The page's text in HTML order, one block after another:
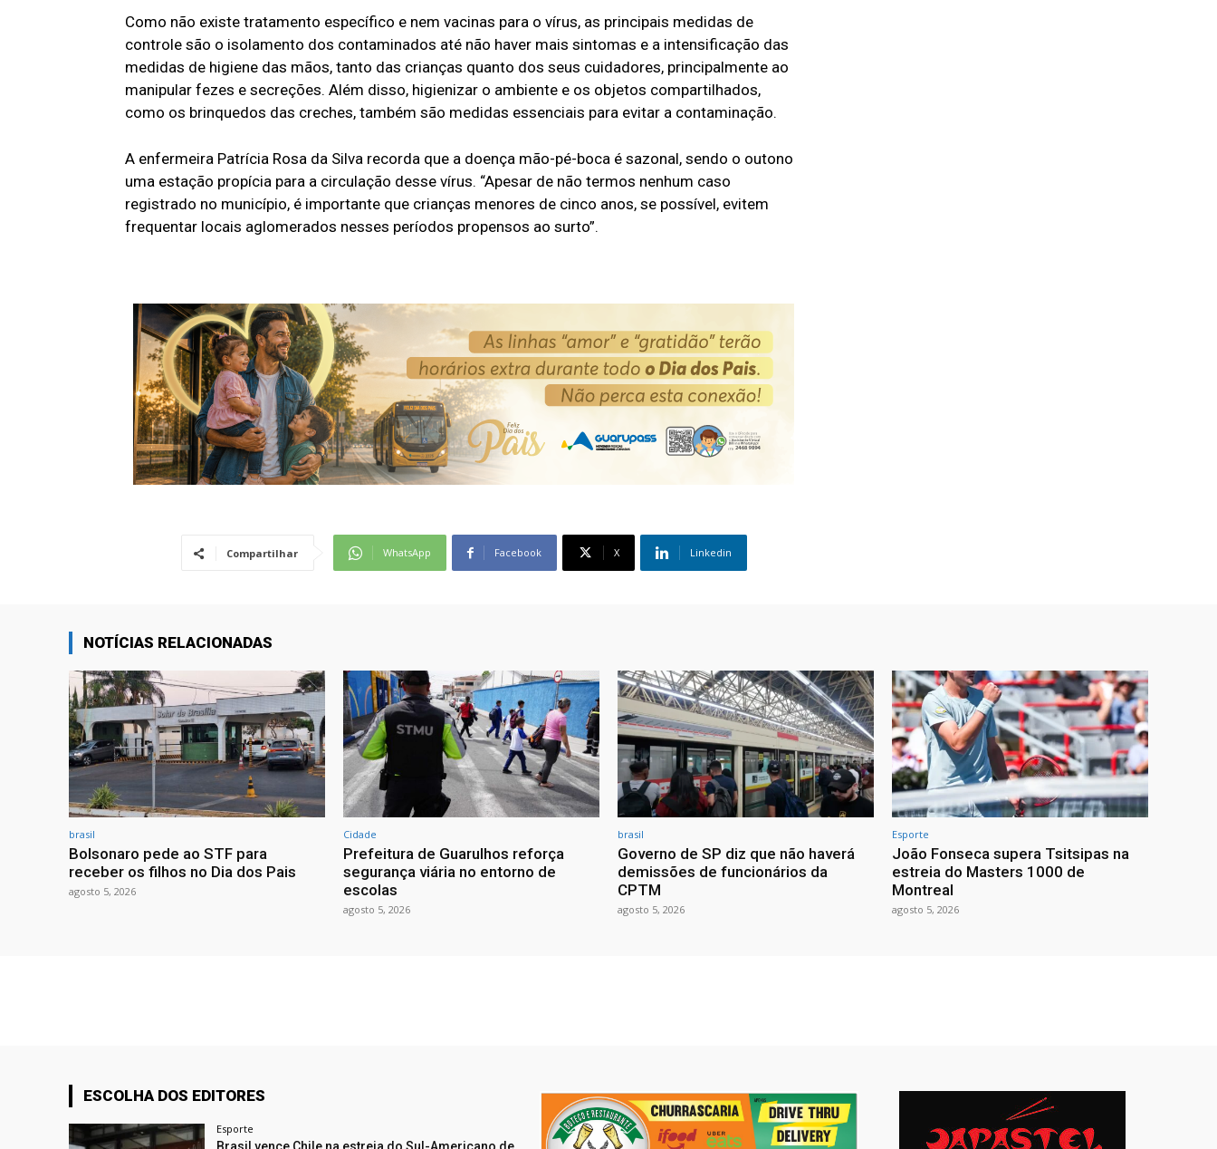
Como não existe tratamento específico e nem vacinas para o vírus, as principais medidas de
controle são o isolamento dos contaminados até não haver mais sintomas e a intensificação das
medidas de higiene das mãos, tanto das crianças quanto dos seus cuidadores, principalmente ao
manipular fezes e secreções. Além disso, higienizar o ambiente e os objetos compartilhados,
como os brinquedos das creches, também são medidas essenciais para evitar a contaminação.
A enfermeira Patrícia Rosa da Silva recorda que a doença mão-pé-boca é sazonal, sendo o outono
uma estação propícia para a circulação desse vírus. “Apesar de não termos nenhum caso
registrado no município, é importante que crianças menores de cinco anos, se possível, evitem
frequentar locais aglomerados nesses períodos propensos ao surto”.
Compartilhar WhatsApp Facebook X Linkedin
NOTÍCIAS RELACIONADAS
brasil
Bolsonaro pede ao STF para
receber os filhos no Dia dos Pais
agosto 5, 2026
Cidade
Prefeitura de Guarulhos reforça
segurança viária no entorno de
escolas
agosto 5, 2026
brasil
Governo de SP diz que não haverá
demissões de funcionários da
CPTM
agosto 5, 2026
Esporte
João Fonseca supera Tsitsipas na
estreia do Masters 1000 de
Montreal
agosto 5, 2026
ESCOLHA DOS EDITORES
Esporte
Brasil vence Chile na estreia do Sul-Americano de